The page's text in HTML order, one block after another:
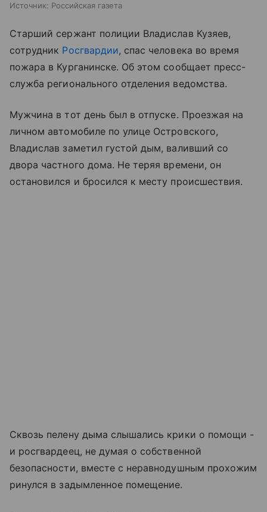
Источник: Российская газета
Старший сержант полиции Владислав Кузяев,
сотрудник Росгвардии, спас человека во время
пожара в Курганинске. Об этом сообщает пресс-
служба регионального отделения ведомства.
Мужчина в тот день был в отпуске. Проезжая на
личном автомобиле по улице Островского,
Владислав заметил густой дым, валивший со
двора частного дома. Не теряя времени, он
остановился и бросился к месту происшествия.
Сквозь пелену дыма слышались крики о помощи -
и росгвардеец, не думая о собственной
безопасности, вместе с неравнодушным прохожим
ринулся в задымленное помещение.